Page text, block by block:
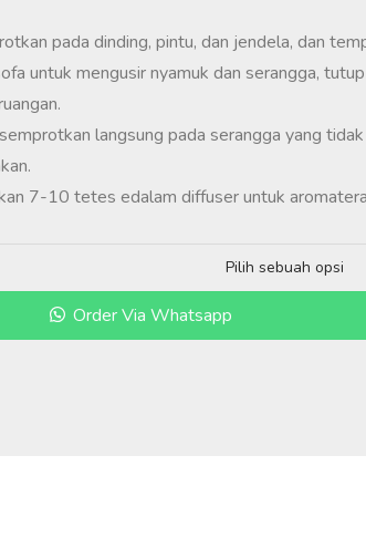
pada dinding, pintu, dan jendela, dan
untuk mengusir nyamuk dan serangga, tutup
langsung pada serangga yang tidak
7-10 tetes edalam diffuser untuk
Pilih sebuah opsi
Order Via Whatsapp